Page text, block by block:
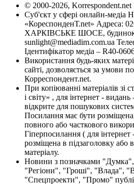
© 2000-2026, Korrespondent.net
Суб'єкт у сфері онлайн-медіа
«КореспонденТ.net» Адреса:
ХАРКІВСЬКЕ ШОСЕ, будинок
sunlight@mediadim.com.ua
Ідентифікатор медіа – R40-
Використання будь-яких
сайті, дозволяється за умови
Корреспондент.net.
При копіюванні матеріалів зі
і світу» , для інтернет -
відкрите для пошукових
Посилання має бути розміщена
повного або часткового
Гіперпосилання ( для
розміщена в підзаголовку або
матеріалу.
Новини з позначками
"Регіони", "Гроші", "Влада",
"Спецпроекти", "Промо"